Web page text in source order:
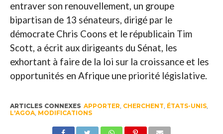
entraver son renouvellement, un groupe
bipartisan de 13 sénateurs, dirigé par le
démocrate Chris Coons et le républicain Tim
Scott, a écrit aux dirigeants du Sénat, les
exhortant à faire de la loi sur la croissance et les
opportunités en Afrique une priorité législative.
ARTICLES CONNEXES APPORTER, CHERCHENT, ÉTATS-UNIS,
L'AGOA, MODIFICATIONS